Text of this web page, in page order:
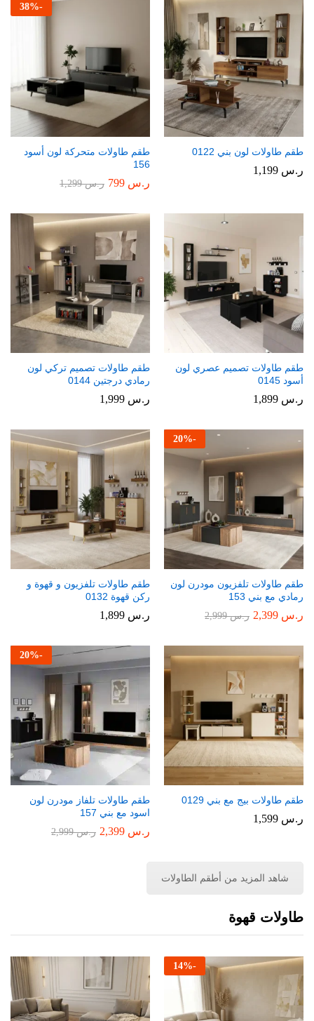
طقم طاولات لون بني 0122
ر.س
-
38%
طقم طاولات متحركة لون أسود
156
ر.س ر.س1,299
طقم طاولات تصميم عصري لون
أسود 0145
ر.س
طقم طاولات تصميم تركي لون
رمادي درجتين 0144
ر.س
-
20%
طقم طاولات تلفزيون مودرن لون
رمادي مع بني 153
ر.س ر.س2,999
طقم طاولات تلفزيون و قهوة و
ركن قهوة 0132
ر.س
طقم طاولات بيج مع بني 0129
ر.س
-
20%
طقم طاولات تلفاز مودرن لون
اسود مع بني 157
ر.س ر.س2,999
شاهد المزيد من أطقم الطاولات
طاولات قهوة
-
14%